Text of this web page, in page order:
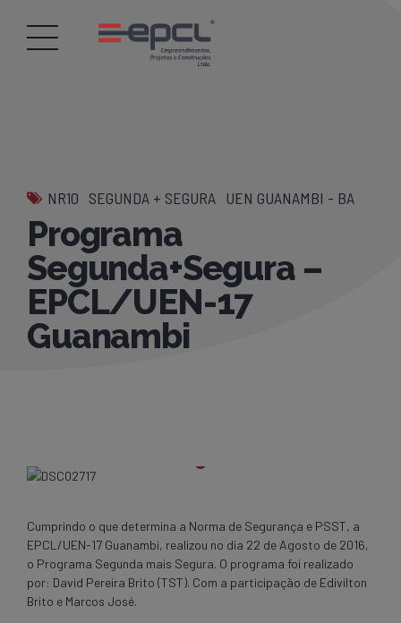
NR10 SEGUNDA + SEGURA UEN GUANAMBI - BA
Programa
Segunda+Segura –
EPCL/UEN-17
Guanambi
Cumprindo o que determina a Norma de Segurança e PSST, a
EPCL/UEN-17 Guanambi, realizou no dia 22 de Agosto de 2016,
o Programa Segunda mais Segura. O programa foi realizado
por: David Pereira Brito (TST). Com a participação de Edivilton
Brito e Marcos José.